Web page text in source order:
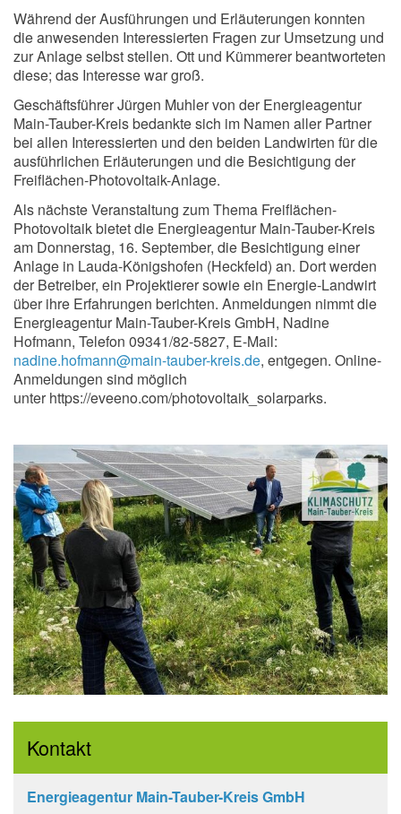
Während der Ausführungen und Erläuterungen konnten
die anwesenden Interessierten Fragen zur Umsetzung und
zur Anlage selbst stellen. Ott und Kümmerer beantworteten
diese; das Interesse war groß.
Geschäftsführer Jürgen Muhler von der Energieagentur
Main-Tauber-Kreis bedankte sich im Namen aller Partner
bei allen Interessierten und den beiden Landwirten für die
ausführlichen Erläuterungen und die Besichtigung der
Freiflächen-Photovoltaik-Anlage.
Als nächste Veranstaltung zum Thema Freiflächen-
Photovoltaik bietet die Energieagentur Main-Tauber-Kreis
am Donnerstag, 16. September, die Besichtigung einer
Anlage in Lauda-Königshofen (Heckfeld) an. Dort werden
der Betreiber, ein Projektierer sowie ein Energie-Landwirt
über ihre Erfahrungen berichten. Anmeldungen nimmt die
Energieagentur Main-Tauber-Kreis GmbH, Nadine
Hofmann, Telefon 09341/82-5827, E-Mail:
nadine.hofmann@main-tauber-kreis.de, entgegen. Online-
Anmeldungen sind möglich
unter https://eveeno.com/photovoltaik_solarparks.
Kontakt
Energieagentur Main-Tauber-Kreis GmbH